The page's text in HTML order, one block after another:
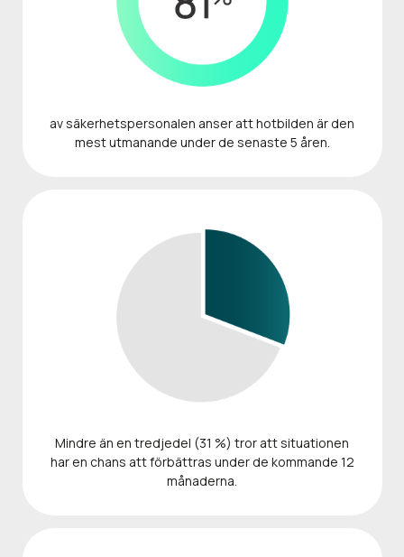
av säkerhetspersonalen anser att hotbilden är den
mest utmanande under de senaste 5 åren.
Mindre än en tredjedel (31 %) tror att situationen
har en chans att förbättras under de kommande 12
månaderna.